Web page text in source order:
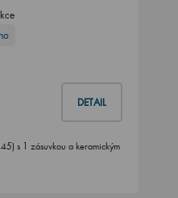
DETAIL
s 1 zásuvkou a keramickým